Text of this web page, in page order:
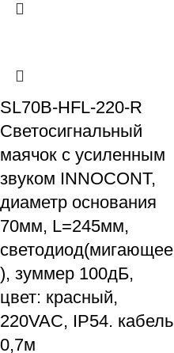
SL70B-HFL-220-R
Светосигнальный
маячок с усиленным
звуком INNOCONT,
диаметр основания
70мм, L=245мм,
светодиод(мигающее
), зуммер 100дБ,
цвет: красный,
220VAC, IP54. кабель
0,7м